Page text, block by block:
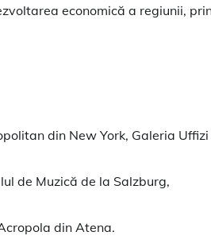
economică a regiunii,
din New York, Galeria Uffizi
de Muzică de la Salzburg,
din Atena.